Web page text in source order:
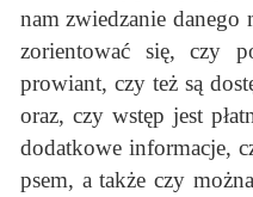
nam zwiedzanie danego
zorientować się, czy
prowiant, czy też są
oraz, czy wstęp jest
dodatkowe informacje,
psem, a także czy